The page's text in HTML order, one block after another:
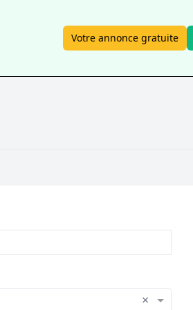
Votre annonce gratuite
×